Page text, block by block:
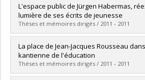
Diplômé(e) :Dion, Jean-François
Cycle :Maîtrise
Diplôme obtenu :M.A.
Lien vers le document dans Papyrus
L'espace public de Jürgen Habermas,
lumière de ses écrits de jeunesse
Thèses et mémoires dirigés / 2011 - 2011
Diplômé(e) :Hardy, Jonathan
Cycle :Maîtrise
Diplôme obtenu :M.A.
Lien vers le document dans Papyrus
La place de Jean-Jacques Rousseau
kantienne de l'éducation
Thèses et mémoires dirigés / 2011 - 2011